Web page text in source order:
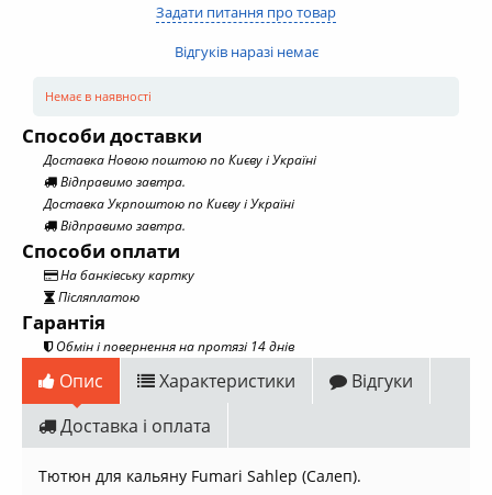
Задати питання про товар
Відгуків наразі немає
Немає в наявності
Способи доставки
Доставка Новою поштою по Києву і Україні
Відправимо завтра.
Доставка Укрпоштою по Києву і Україні
Відправимо завтра.
Способи оплати
На банківську картку
Післяплатою
Гарантія
Обмін і повернення на протязі 14 днів
Опис Характеристики
Відгуки
Доставка і оплата
Тютюн для кальяну Fumari Sahlep (Салеп).